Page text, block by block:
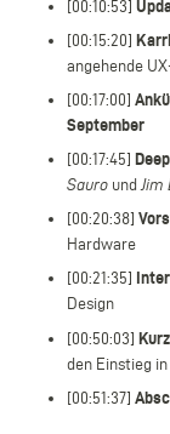
[00:10:53]
[00:15:20]
angehende
[00:17:00]
September
[00:17:45]
Sauro und Jim
[00:20:38]
Hardware
[00:21:35]
Design
[00:50:03]
den Einstieg
[00:51:37]